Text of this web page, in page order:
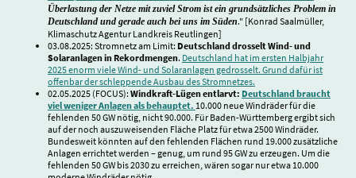
Überlastung der Netze mit zuviel Strom ist ein grundsätzliches Problem in
Deutschland und gerade auch bei uns im Süden." [Konrad Saalmüller,
Klimaschutz Agentur Landkreis Reutlingen]
03.08.2025: Stromnetz am Limit: Deutschland drosselt Wind- und
Solaranlagen in Rekordmengen. Deutschland hat im ersten Halbjahr
2025 enorm viele Wind- und Solaranlagen gedrosselt. Grund dafür ist
offenbar der schleppende Ausbau des Stromnetzes.
02.05.2025 (FOCUS): Windkraft-Lügen entlarvt: Deutschland braucht
viel weniger Anlagen als behauptet. 10.000 neue Windräder für die
fehlenden 50 GW nötig, nicht 90.000. Für Baden-Württemberg ergibt sich
auf der noch auszuweisenden Fläche Platz für etwa 2500 Windräder.
Bundesweit könnten auf den fehlenden Flächen rund 19.000 zusätzliche
Anlagen errichtet werden – genug, um rund 95 GW zu erzeugen. Um die
fehlenden 50 GW bis 2030 zu erreichen, wären sogar nur etwa 10.000